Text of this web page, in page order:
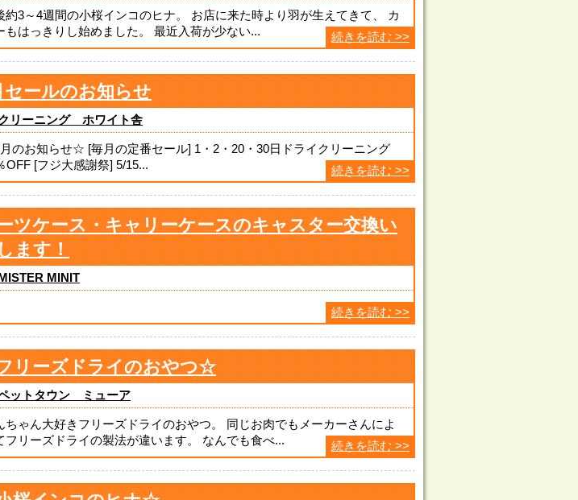
約3～4週間の小桜インコのヒナ。 お店に来た時より羽が生えてきて、 カ
もはっきりし始めました。 最近入荷が少ない...
続きを読む >>
セールのお知らせ
リーニング ホワイト舎
のお知らせ☆ [毎月の定番セール] 1・2・20・30日ドライクリーニング
OFF [フジ大感謝祭] 5/15...
続きを読む >>
ツケース・キャリーケースのキャスター交換い
ます！
MISTER MINIT
続きを読む >>
リーズドライのおやつ☆
ットタウン ミューア
ちゃん大好きフリーズドライのおやつ。 同じお肉でもメーカーさんによ
フリーズドライの製法が違います。 なんでも食べ...
続きを読む >>